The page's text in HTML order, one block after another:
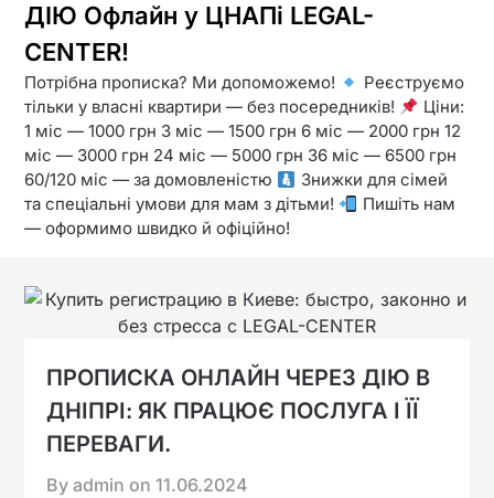
ДІЮ Офлайн у ЦНАПі LEGAL-
CENTER!
Потрібна прописка? Ми допоможемо!
Реєструємо
тільки у власні квартири — без посередників!
Ціни:
1 міс — 1000 грн 3 міс — 1500 грн 6 міс — 2000 грн 12
міс — 3000 грн 24 міс — 5000 грн 36 міс — 6500 грн
60/120 міс — за домовленістю
Знижки для сімей
та спеціальні умови для мам з дітьми!
Пишіть нам
— оформимо швидко й офіційно!
ПРОПИСКА ОНЛАЙН ЧЕРЕЗ ДІЮ В
ДНІПРІ: ЯК ПРАЦЮЄ ПОСЛУГА І ЇЇ
ПЕРЕВАГИ.
By admin on11.06.2024